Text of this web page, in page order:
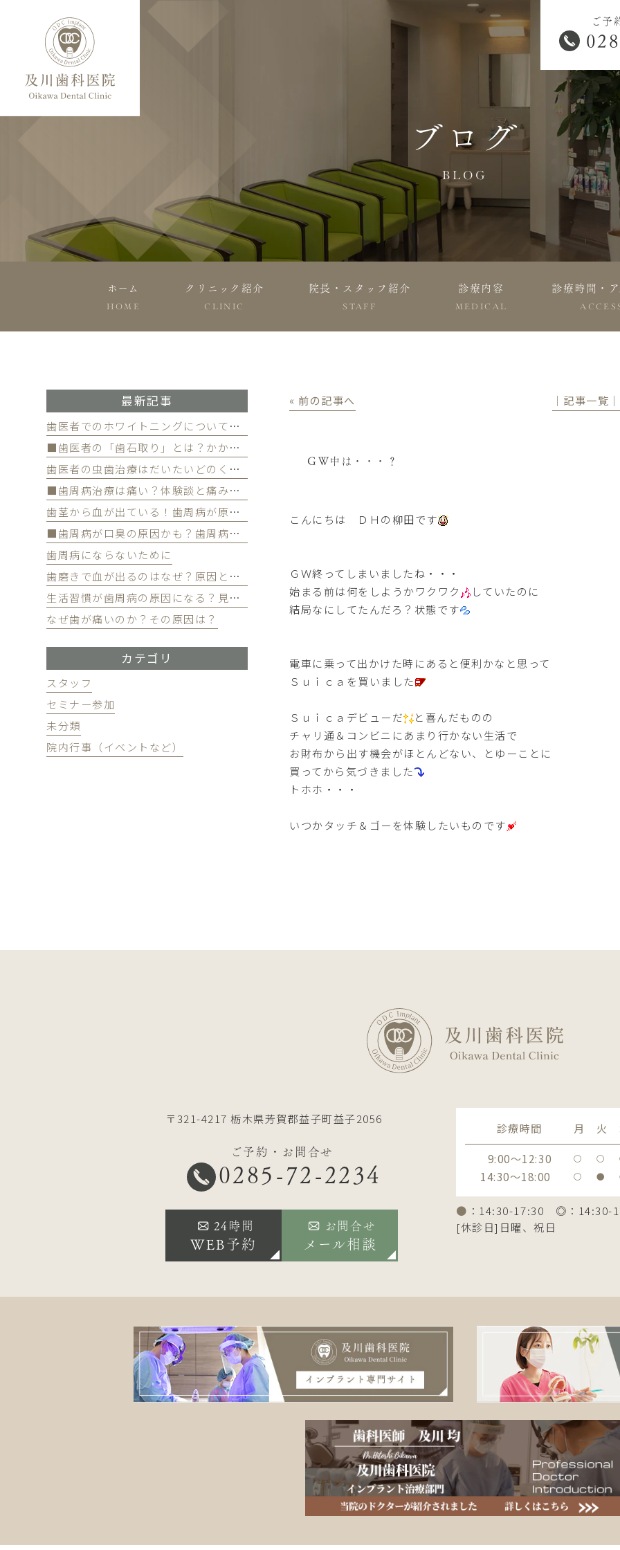
ご予
ブログ
BLOG
ホーム
HOME
クリニック紹介
CLINIC
院長・スタッフ紹介
STAFF
診療内容
MEDICAL
診療時間・ア
« 前の記事へ │記事一覧│
ＧＷ中は・・・？
こんにちは ＤＨの柳田です
ＧＷ終ってしまいましたね・・・
始まる前は何をしようかワクワク
していたのに
結局なにしてたんだろ？状態です
電車に乗って出かけた時にあると便利かなと思って
Ｓｕｉｃａを買いました
Ｓｕｉｃａデビューだ
と喜んだものの
チャリ通＆コンビニにあまり行かない生活で
お財布から出す機会がほとんどない、とゆーことに
買ってから気づきました
トホホ・・・
いつかタッチ＆ゴーを体験したいものです
最新記事
歯医者でのホワイトニングについて徹底解
■歯医者の「歯石取り」とは？かかる費用について
歯医者の虫歯治療はだいたいどのくらい期間かかる？
■歯周病治療は痛い？体験談と痛みを軽減する方法
歯茎から血が出ている！歯周病が原因かも
■歯周病が口臭の原因かも？歯周病と口臭の関係について
歯周病にならないために
歯磨きで血が出るのはなぜ？原因と対策を解説
生活習慣が歯周病の原因になる？見直すべき習慣とは？
なぜ歯が痛いのか？その原因は？
カテゴリ
スタッフ
セミナー参加
未分類
院内行事（イベントなど）
〒321-4217 栃木県芳賀郡益子町益子2056
ご予約・お問合せ
0285-72-2234
24時間
WEB予約
お問合せ
メール相談
診療時間 月 火
9:00～12:30
〇 〇
14:30～18:00 〇 ●
● ：14:30-17:30 ◎：14:30-
[休診日]日曜、祝日